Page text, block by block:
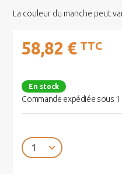
La couleur du manche peut
58,82 € TTC
En stock
Commande expédiée sous 1